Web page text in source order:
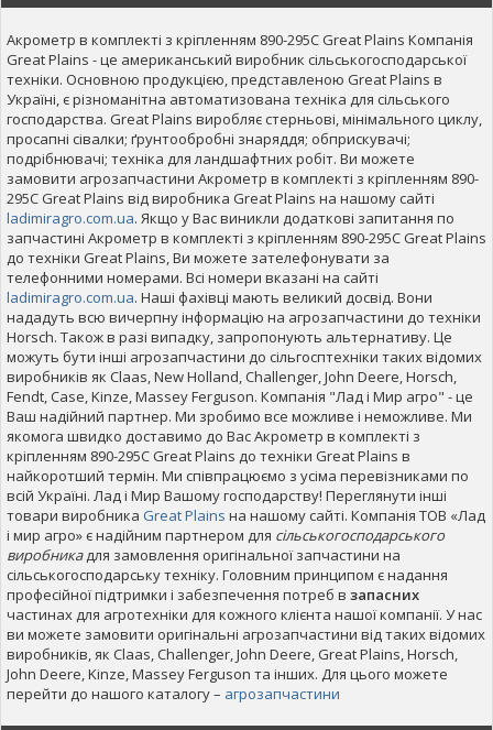
Акрометр в комплекті з кріпленням 890-295С Great Plains Компанія
Great Plains - це американський виробник сільськогосподарської
техніки. Основною продукцією, представленою Great Plains в
Україні, є різноманітна автоматизована техніка для сільського
господарства. Great Plains виробляє стерньові, мінімального циклу,
просапні сівалки; ґрунтообробні знаряддя; обприскувачі;
подрібнювачі; техніка для ландшафтних робіт. Ви можете
замовити агрозапчастини Акрометр в комплекті з кріпленням 890-
295С Great Plains від виробника Great Plains на нашому сайті
ladimiragro.com.ua. Якщо у Вас виникли додаткові запитання по
запчастині Акрометр в комплекті з кріпленням 890-295С Great Plains
до техніки Great Plains, Ви можете зателефонувати за
телефонними номерами. Всі номери вказані на сайті
ladimiragro.com.ua. Наші фахівці мають великий досвід. Вони
нададуть всю вичерпну інформацію на агрозапчастини до техніки
Horsch. Також в разі випадку, запропонують альтернативу. Це
можуть бути інші агрозапчастини до сільгосптехніки таких відомих
виробників як Claas, New Holland, Challenger, John Deere, Horsch,
Fendt, Case, Kinze, Massey Ferguson. Компанія "Лад і Мир агро" - це
Ваш надійний партнер. Ми зробимо все можливе і неможливе. Ми
якомога швидко доставимо до Вас Акрометр в комплекті з
кріпленням 890-295С Great Plains до техніки Great Plains в
найкоротший термін. Ми співпрацюємо з усіма перевізниками по
всій Україні. Лад і Мир Вашому господарству! Переглянути інші
товари виробника Great Plains на нашому сайті. Компанія ТОВ «Лад
і мир агро» є надійним партнером для сільськогосподарського
виробникадля замовлення оригінальної запчастини на
сільськогосподарську техніку. Головним принципом є надання
професійної підтримки і забезпечення потреб в запасних
частинах для агротехніки для кожного клієнта нашої компанії. У нас
ви можете замовити оригінальні агрозапчастини від таких відомих
виробників, як Claas, Challenger, John Deere, Great Plains, Horsch,
John Deere, Kinze, Massey Ferguson та інших. Для цього можете
перейти до нашого каталогу – агрозапчастини